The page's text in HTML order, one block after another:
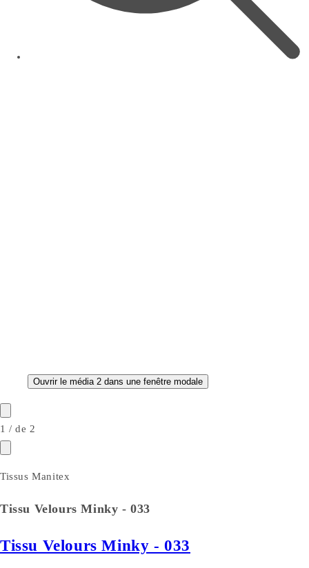
Ouvrir le média 2 dans une fenêtre modale
1 /de 2
Tissus Manitex
Tissu Velours Minky - 033
Tissu Velours Minky - 033